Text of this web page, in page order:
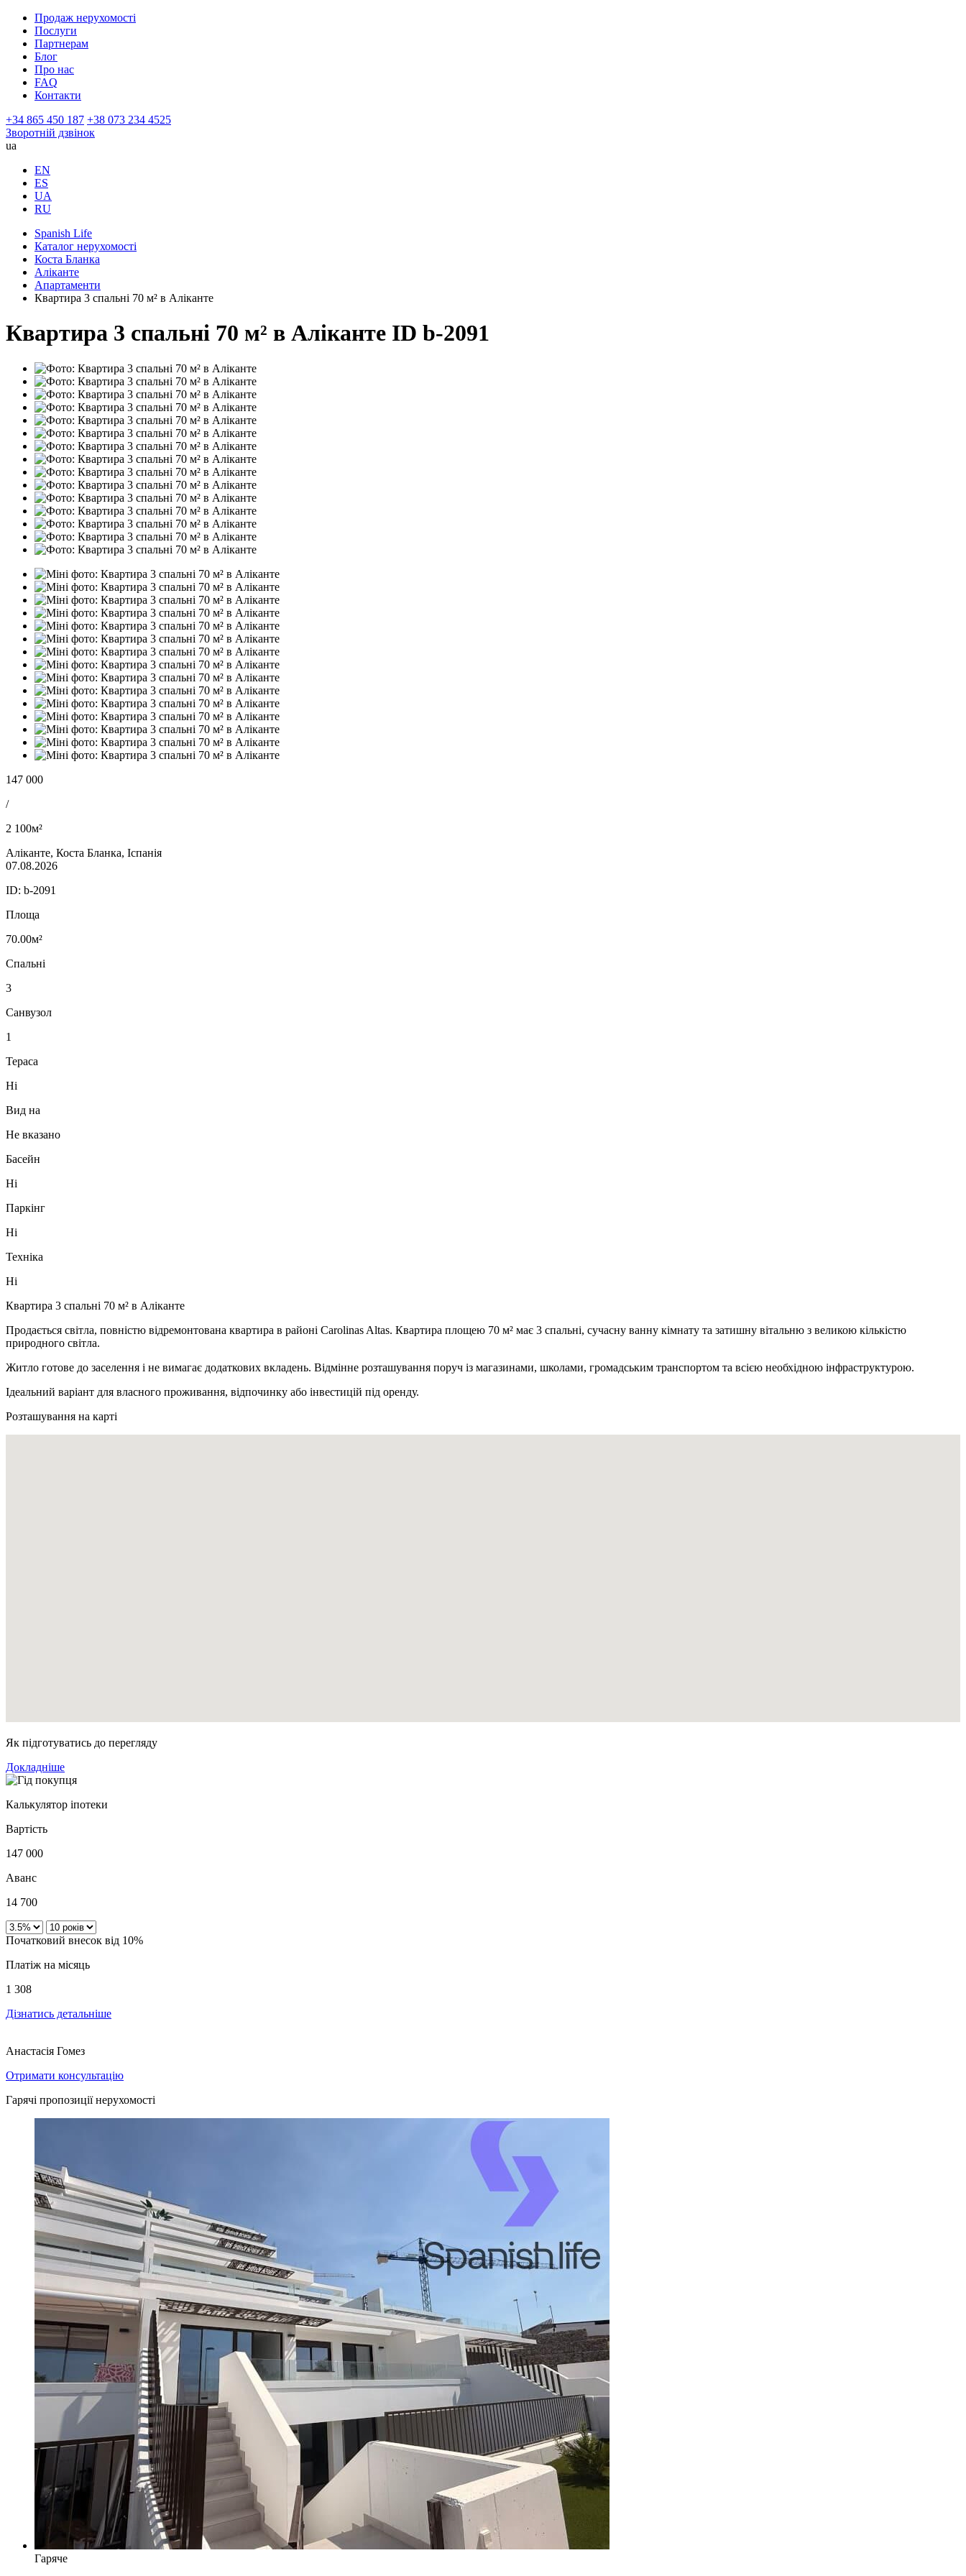
Продаж нерухомості
Послуги
Партнерам
Блог
Про нас
FAQ
Контакти
+34 865 450 187 +38 073 234 4525
Зворотній дзвінок
ua
EN
ES
UA
RU
Spanish Life
Каталог нерухомості
Коста Бланка
Аліканте
Апартаменти
Квартира 3 спальні 70 м² в Аліканте
Квартира 3 спальні 70 м² в Аліканте ID b-2091
147 000
/
2 100м²
Аліканте, Коста Бланка, Іспанія
07.08.2026
ID: b-2091
Площа
70.00м²
Спальні
3
Санвузол
1
Тераса
Ні
Вид на
Не вказано
Басейн
Ні
Паркінг
Ні
Техніка
Ні
Квартира 3 спальні 70 м² в Аліканте
Продається світла, повністю відремонтована квартира в районі Carolinas Altas. Квартира площею 70 м² має 3 спальні, сучасну ванну кімнату та затишну вітальню з великою кількістю
природного світла.
Житло готове до заселення і не вимагає додаткових вкладень. Відмінне розташування поруч із магазинами, школами, громадським транспортом та всією необхідною інфраструктурою.
Ідеальний варіант для власного проживання, відпочинку або інвестицій під оренду.
Розташування на карті
Як підготуватись до перегляду
Докладніше
Калькулятор іпотеки
Вартість
147 000
Аванс
14 700
Початковий внесок від 10%
Платіж на місяць
1 308
Дізнатись детальніше
Анастасія Гомез
Отримати консультацію
Гарячі пропозиції нерухомості
Гаряче